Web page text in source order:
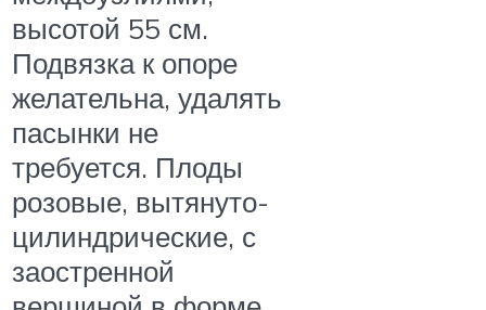
высотой 55 см.
Подвязка к опоре
желательна, удалять
пасынки не
требуется. Плоды
розовые, вытянуто-
цилиндрические, с
заостренной